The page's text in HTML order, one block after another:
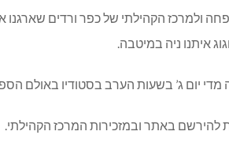
ולמרכז הקהילתי של כפר ורדים שארגנו
איתנו ניה במיטבה.
מדי יום ג’ בשעות הערב בסטודיו באולם
להירשם באתר ובמזכירות המרכז הקהילתי.